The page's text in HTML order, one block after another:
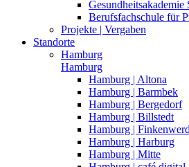
Gesundheitsakademie
Berufsfachschule für
Projekte | Vergaben
Standorte
Hamburg
Hamburg
Hamburg | Altona
Hamburg | Barmbek
Hamburg | Bergedorf
Hamburg | Billstedt
Hamburg |
Hamburg | Harburg
Hamburg | Mitte